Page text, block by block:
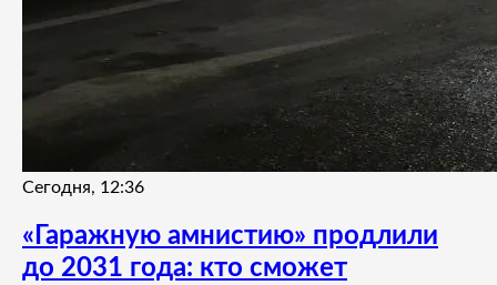
Сегодня, 12:36
«Гаражную амнистию» продлили
до 2031 года: кто сможет